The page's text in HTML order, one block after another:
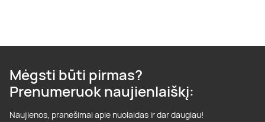
Mėgsti būti pirmas?
Prenumeruok naujienlaiškį:
Naujienos, pranešimai apie nuolaidas ir dar daugiau!